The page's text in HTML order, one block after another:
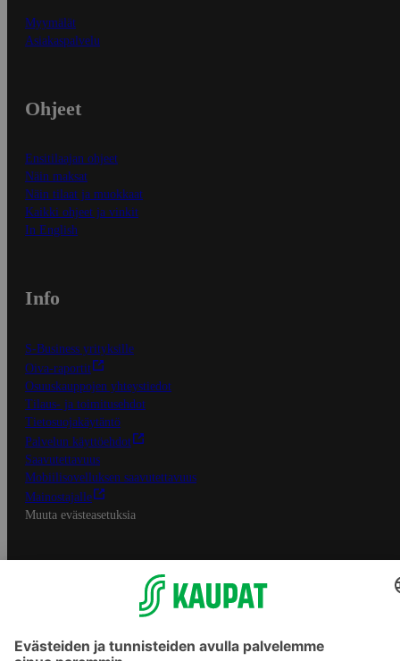
Myymälät
Asiakaspalvelu
Ohjeet
Ensitilaajan ohjeet
Näin maksat
Näin tilaat ja muokkaat
Kaikki ohjeet ja vinkit
In English
Info
S-Business yrityksille
Oiva-raportit
Osuuskauppojen yhteystiedot
Tilaus- ja toimitusehdot
Tietosuojakäytäntö
Palvelun käyttöehdot
Saavutettavuus
Mobiilisovelluksen saavutettavuus
Mainostajalle
Muuta evästeasetuksia
S-ryhmän palvelut
Asiakasomistajuus